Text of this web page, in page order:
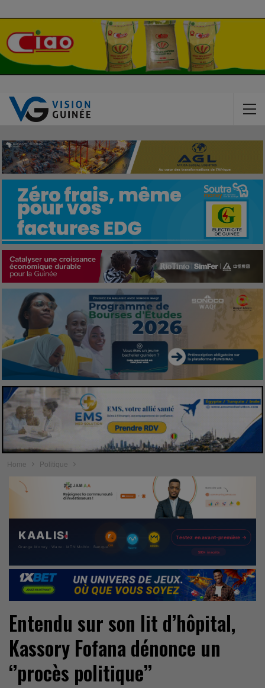
Home Politique
Entendu sur son lit d’hôpital,
Kassory Fofana dénonce un
‘’procès politique’’